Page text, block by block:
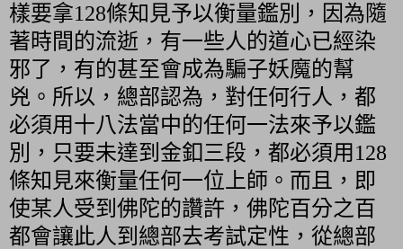
樣要拿128條知見予以衡量鑑別，因為隨
著時間的流逝，有一些人的道心已經染
邪了，有的甚至會成為騙子妖魔的幫
兇。所以，總部認為，對任何行人，都
必須用十八法當中的任何一法來予以鑑
別，只要未達到金釦三段，都必須用 128
條知見來衡量任何一位上師。而且，即
使某人受到佛陀的讚許，佛陀百分之百
都會讓此人到總部去考試定性，從總部